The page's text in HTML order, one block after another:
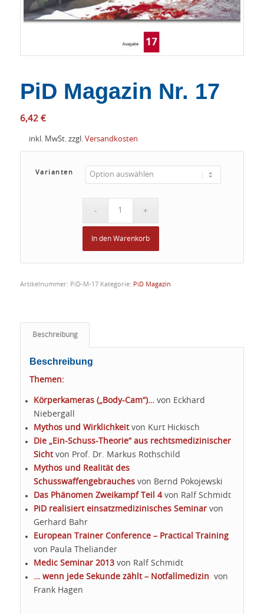
PiD Magazin Nr. 17
6,42 €
inkl. MwSt. zzgl. Versandkosten
Varianten
In den Warenkorb
Artikelnummer: PiD-M-17 Kategorie: PiD Magazin
Beschreibung
Beschreibung
Themen:
Körperkameras („Body-Cam“)…von Eckhard
Niebergall
Mythos und Wirklichkeit von Kurt Hickisch
Die „Ein-Schuss-Theorie“ aus rechtsmedizinischer
Sicht von Prof. Dr. Markus Rothschild
Mythos und Realität des
Schusswaffengebrauches von Bernd Pokojewski
Das Phänomen Zweikampf Teil 4von Ralf Schmidt
PiD realisiert einsatzmedizinisches Seminar von
Gerhard Bahr
European Trainer Conference – Practical Training
von Paula Theliander
Medic Seminar 2013von Ralf Schmidt
… wenn jede Sekunde zählt – Notfallmedizin von
Frank Hagen